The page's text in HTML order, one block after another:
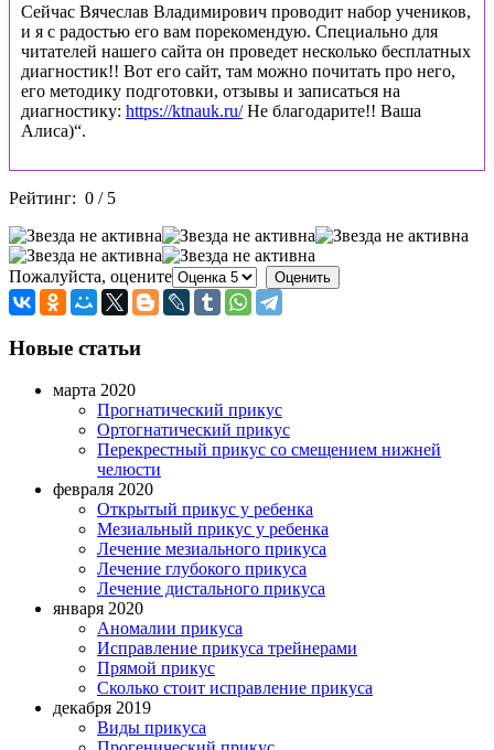
Сейчас Вячеслав Владимирович проводит набор учеников,
и я с радостью его вам порекомендую. Специально для
читателей нашего сайта он проведет несколько бесплатных
диагностик!! Вот его сайт, там можно почитать про него,
его методику подготовки, отзывы и записаться на
диагностику: https://ktnauk.ru/Не благодарите!! Ваша
Алиса)“.
Рейтинг: 0 / 5
Пожалуйста, оцените
Новые статьи
марта 2020
Прогнатический прикус
Ортогнатический прикус
Перекрестный прикус со смещением нижней
челюсти
февраля 2020
Открытый прикус у ребенка
Мезиальный прикус у ребенка
Лечение мезиального прикуса
Лечение глубокого прикуса
Лечение дистального прикуса
января 2020
Аномалии прикуса
Исправление прикуса трейнерами
Прямой прикус
Сколько стоит исправление прикуса
декабря 2019
Виды прикуса